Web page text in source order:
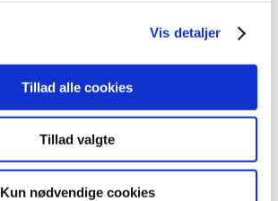
Vis detaljer
Tillad alle cookies
Tillad valgte
Kun nødvendige cookies